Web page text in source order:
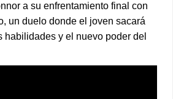
a su enfrentamiento final con
un duelo donde el joven sacará
habilidades y el nuevo poder del